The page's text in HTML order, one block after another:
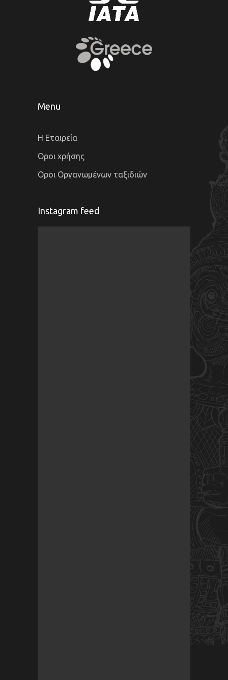
Menu
Η Εταιρεία
Όροι χρήσης
Όροι Οργανωμένων ταξιδιών
Instagram feed